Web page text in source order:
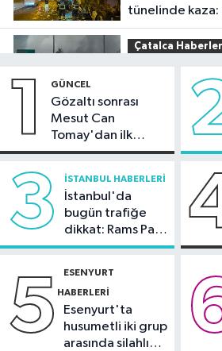
tünelinde kaza:
Çatalca
dorsesi yandı;
sıçradı
güçlendirecek"
20:28
Ünal, yarı
için geri sayım
1 GÜNCEL
Gözaltı sonrası
Mesut Can
Tomay'dan ilk
açıklama
3 İSTANBUL HABERLERI
İstanbul'da
bugün trafiğe
dikkat: Rams Park
çevresinde bazı
5 ESENYURT
HABERLERI
Esenyurt'ta
husumetli iki grup
arasında silahlı